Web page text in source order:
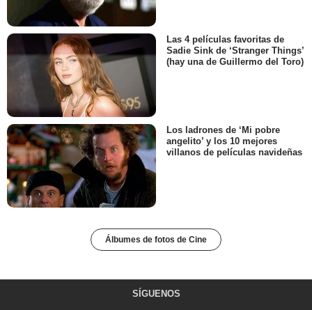
Las 4 películas favoritas de
Sadie Sink de ‘Stranger Things’
(hay una de Guillermo del Toro)
Los ladrones de ‘Mi pobre
angelito’ y los 10 mejores
villanos de películas navideñas
Álbumes de fotos de Cine
SÍGUENOS